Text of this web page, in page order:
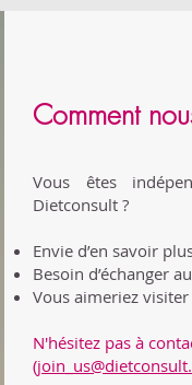
Comment
Vous êtes
Dietconsult ?
Envie d’en savoir
Besoin d’échanger
Vous aimeriez
N'hésitez pas à
(